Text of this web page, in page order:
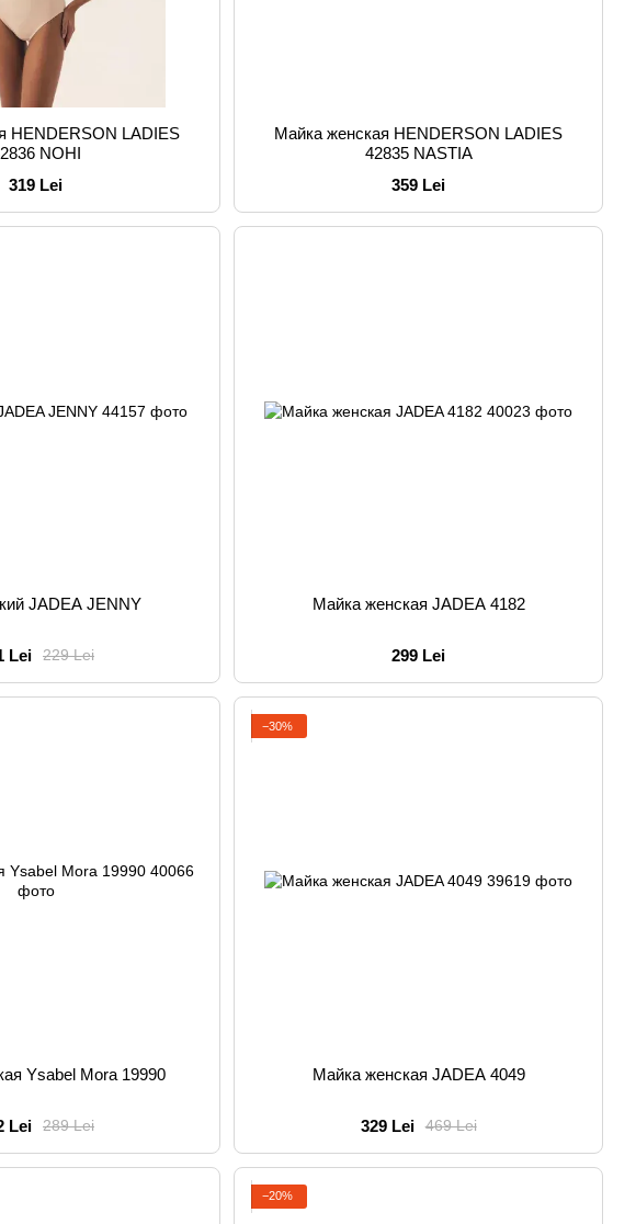
HENDERSON LADIES
NOHI
319 Lei
Майка женская HENDERSON LADIES
42835 NASTIA
359 Lei
JADEA JENNY
229 Lei
Lei
Майка женская JADEA 4182
299 Lei
Ysabel Mora 19990
289 Lei
Lei
−30%
Майка женская JADEA 4049
469 Lei
329 Lei
−20%